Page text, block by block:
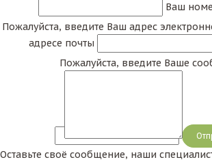
Ваш
Пожалуйста, введите Ваш адрес
адресе почты
Пожалуйста, введите Ваше
Оставьте своё сообщение, наши